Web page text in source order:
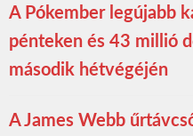
A Pókember legújabb
pénteken és 43 millió
második hétvégéjén
A James Webb